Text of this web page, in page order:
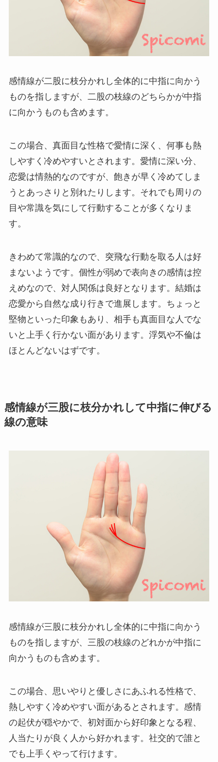
感情線が二股に枝分かれし全体的に中指に向かう
ものを指しますが、二股の枝線のどちらかが中指
に向かうものも含めます。
この場合、真面目な性格で愛情に深く、何事も熱
しやすく冷めやすいとされます。愛情に深い分、
恋愛は情熱的なのですが、飽きが早く冷めてしま
うとあっさりと別れたりします。それでも周りの
目や常識を気にして行動することが多くなりま
す。
きわめて常識的なので、突飛な行動を取る人は好
まないようです。個性が弱めで表向きの感情は控
えめなので、対人関係は良好となります。結婚は
恋愛から自然な成り行きで進展します。ちょっと
堅物といった印象もあり、相手も真面目な人でな
いと上手く行かない面があります。浮気や不倫は
ほとんどないはずです。
感情線が三股に枝分かれして中指に伸びる
線の意味
感情線が三股に枝分かれし全体的に中指に向かう
ものを指しますが、三股の枝線のどれかが中指に
向かうものも含めます。
この場合、思いやりと優しさにあふれる性格で、
熱しやすく冷めやすい面があるとされます。感情
の起伏が穏やかで、初対面から好印象となる程、
人当たりが良く人から好かれます。社交的で誰と
でも上手くやって行けます。